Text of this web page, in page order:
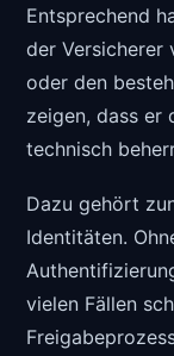
Entsprechend
der Versicherer
oder den
zeigen, dass er
technisch
Dazu gehört
Identitäten.
vielen Fällen